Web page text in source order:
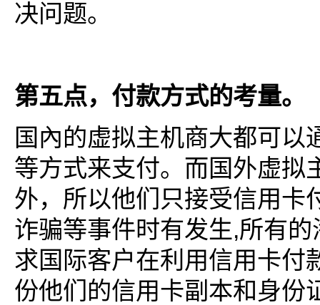
决问题。
第五点，付款方式的考量。
国內的虚拟主机商大都可以
等方式来支付。而国外虚拟
外，所以他们只接受信用卡
诈骗等事件时有发生,所有的
求国际客户在利用信用卡付
份他们的信用卡副本和身份